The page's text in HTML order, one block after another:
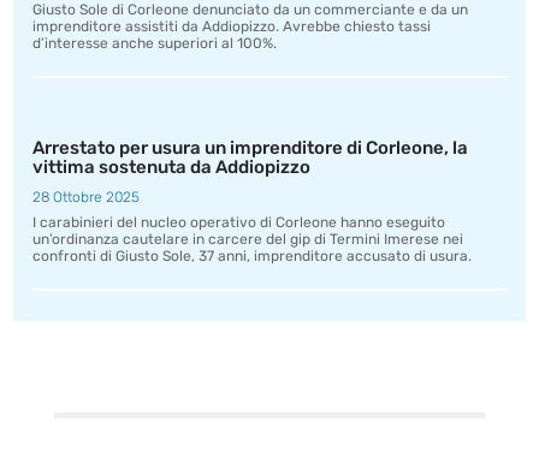
Giusto Sole di Corleone denunciato da un commerciante e da un
imprenditore assistiti da Addiopizzo. Avrebbe chiesto tassi
d’interesse anche superiori al 100%.
Arrestato per usura un imprenditore di Corleone, la
vittima sostenuta da Addiopizzo
28 Ottobre 2025
I carabinieri del nucleo operativo di Corleone hanno eseguito
un’ordinanza cautelare in carcere del gip di Termini Imerese nei
confronti di Giusto Sole, 37 anni, imprenditore accusato di usura.